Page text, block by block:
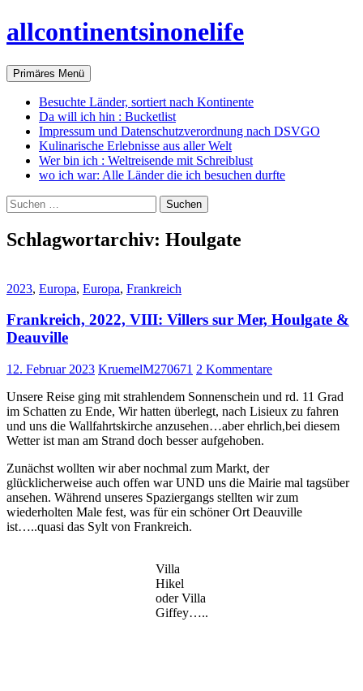
Zum
Inhalt
allcontinentsinonelife
Suchen
Primäres Menü
Besuchte Länder, sortiert nach Kontinente
Da will ich hin : Bucketlist
Impressum und Datenschutzverordnung nach DSVGO
Kulinarische Erlebnisse aus aller Welt
Wer bin ich : Weltreisende mit Schreiblust
wo ich war: Alle Länder die ich besuchen durfte
Suchen
nach:
Schlagwortarchiv: Houlgate
2023, Europa, Europa, Frankreich
Frankreich, 2022, VIII: Villers sur Mer, Houlgate &
Deauville
12. Februar 2023 KruemelM270671 2 Kommentare
Unsere Reise ging mit strahlendem Sonnenschein und rd. 11 Grad
im Schatten zu Ende, Wir hatten überlegt, nach Lisieux zu fahren
und uns die Wallfahrtskirche anzusehen…aber ehrlich,bei diesem
Wetter ist man am Strand doch besser aufgehoben.
Zunächst wollten wir aber nochmal zum Markt, der
glücklicherweise auch offen war UND uns die Mairie mal tagsüber
ansehen. Während unseres Spaziergangs stellten wir zum
wiederholten Male fest, was für ein schöner Ort Deauville
ist…..quasi das Sylt von Frankreich.
Villa
Hikel
oder Villa
Giffey…..